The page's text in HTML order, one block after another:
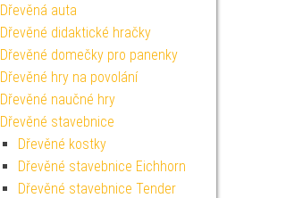
Dřevěná auta
Dřevěné didaktické hračky
Dřevěné domečky pro panenky
Dřevěné hry na povolání
Dřevěné naučné hry
Dřevěné stavebnice
Dřevěné kostky
Dřevěné stavebnice Eichhorn
Dřevěné stavebnice Tender